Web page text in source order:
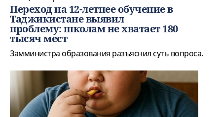
Переход на 12-летнее обучение в
Таджикистане выявил
проблему: школам не хватает 180
тысяч мест
Замминистра образования разъяснил суть вопроса.